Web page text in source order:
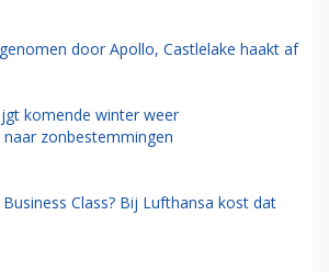
door Apollo, Castlelake haakt af
komende winter weer
zonbestemmingen
Class? Bij Lufthansa kost dat